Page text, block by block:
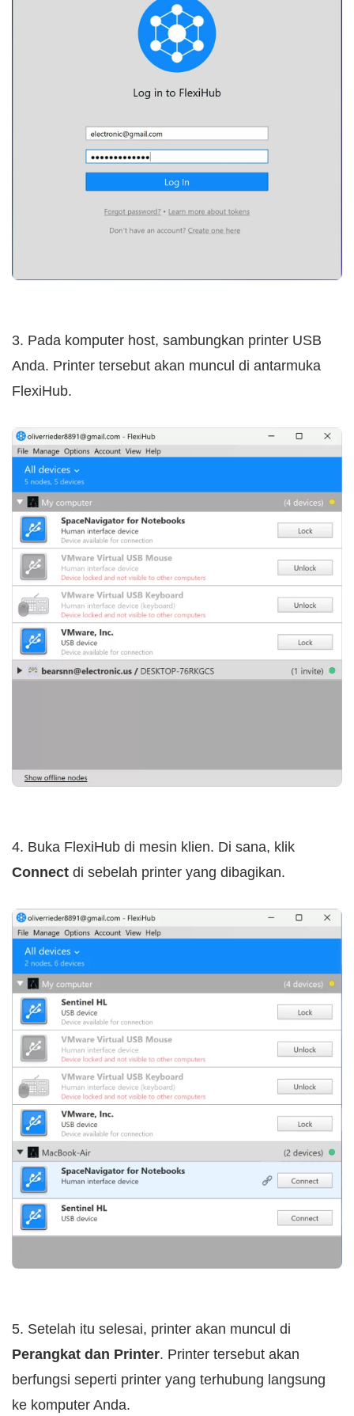
3. Pada komputer host, sambungkan printer USB
Anda. Printer tersebut akan muncul di antarmuka
FlexiHub.
4. Buka FlexiHub di mesin klien. Di sana, klik
Connect di sebelah printer yang dibagikan.
5. Setelah itu selesai, printer akan muncul di
Perangkat dan Printer. Printer tersebut akan
berfungsi seperti printer yang terhubung langsung
ke komputer Anda.